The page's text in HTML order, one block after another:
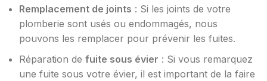
Remplacement de joints : Si les joints de votre
plomberie sont usés ou endommagés, nous
pouvons les remplacer pour prévenir les fuites.
Réparation de fuite sous évier : Si vous remarquez
une fuite sous votre évier, il est important de la faire